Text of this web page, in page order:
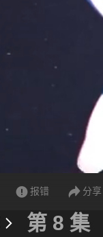
报错 分享
更多信息第 8 集